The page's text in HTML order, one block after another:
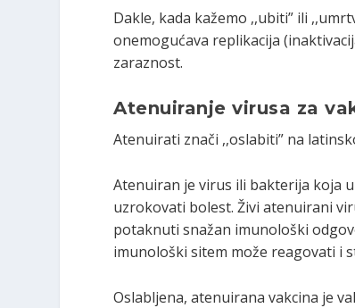
Dakle, kada kažemo ,,ubiti” ili
onemogućava replikacija
zaraznost.
Atenuiranje virusa za
Atenuirati znači ,,oslabiti” na
Atenuiran je virus ili bakterija koja
uzrokovati bolest. Živi atenuirani
potaknuti snažan imunološki
imunološki sitem može reagovati i
Oslabljena, atenuirana vakcina je